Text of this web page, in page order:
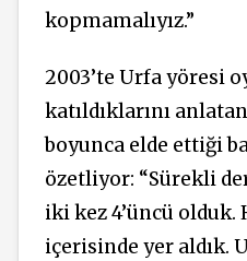
kopmamalıyız.”
2003’te Urfa yöresi
katıldıklarını
boyunca elde ettiği
özetliyor: “Sürekli
iki kez 4’üncü olduk.
içerisinde yer aldık.